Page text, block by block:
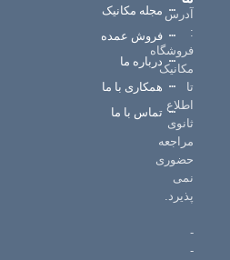
آدرس
:
فروشگاه
مکانیک
تا
اطلاع
ثانوی
مراجعه
حضوری
نمی
پذیرد.
-
-
مجله مکانیک
فروش عمده
درباره ما
همکاری با ما
تماس با ما